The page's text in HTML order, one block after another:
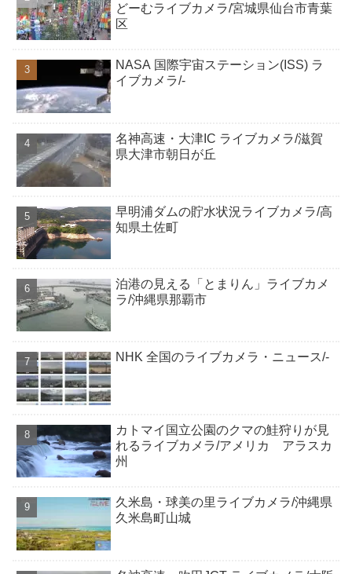
どーむライブカメラ/宮城県仙台市青葉
区
NASA 国際宇宙ステーション(ISS) ラ
イブカメラ/-
名神高速・大津IC ライブカメラ/滋賀
県大津市朝日が丘
早明浦ダムの貯水状況ライブカメラ/高
知県土佐町
泊港の見える「とまりん」ライブカメ
ラ/沖縄県那覇市
NHK 全国のライブカメラ・ニュース/-
カトマイ国立公園のクマの鮭狩りが見
れるライブカメラ/アメリカ アラスカ
州
久米島・球美の里ライブカメラ/沖縄県
久米島町山城